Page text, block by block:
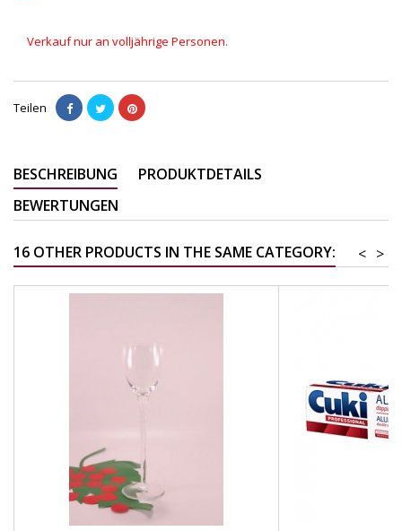
Verkauf nur an volljährige Personen.
Teilen
BESCHREIBUNG
PRODUKTDETAILS
BEWERTUNGEN
16 OTHER PRODUCTS IN THE SAME CATEGORY: >
<